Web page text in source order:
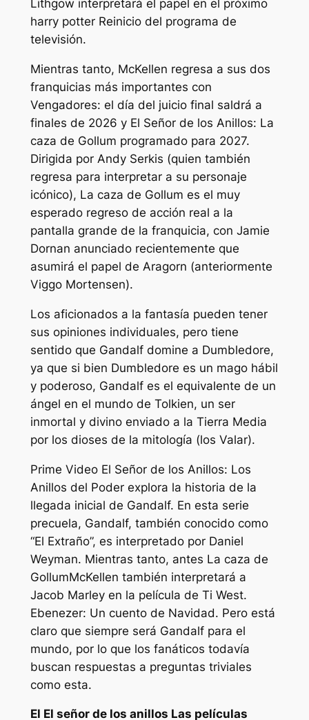
Lithgow interpretará el papel en el próximo
harry potter Reinicio del programa de
televisión.
Mientras tanto, McKellen regresa a sus dos
franquicias más importantes con
Vengadores: el día del juicio final saldrá a
finales de 2026 y El Señor de los Anillos: La
caza de Gollum programado para 2027.
Dirigida por Andy Serkis (quien también
regresa para interpretar a su personaje
icónico), La caza de Gollum es el muy
esperado regreso de acción real a la
pantalla grande de la franquicia, con Jamie
Dornan anunciado recientemente que
asumirá el papel de Aragorn (anteriormente
Viggo Mortensen).
Los aficionados a la fantasía pueden tener
sus opiniones individuales, pero tiene
sentido que Gandalf domine a Dumbledore,
ya que si bien Dumbledore es un mago hábil
y poderoso, Gandalf es el equivalente de un
ángel en el mundo de Tolkien, un ser
inmortal y divino enviado a la Tierra Media
por los dioses de la mitología (los Valar).
Prime Video El Señor de los Anillos: Los
Anillos del Poderexplora la historia de la
llegada inicial de Gandalf. En esta serie
precuela, Gandalf, también conocido como
“El Extraño”, es interpretado por Daniel
Weyman. Mientras tanto, antes La caza de
GollumMcKellen también interpretará a
Jacob Marley en la película de Ti West.
Ebenezer: Un cuento de Navidad. Pero está
claro que siempre será Gandalf para el
mundo, por lo que los fanáticos todavía
buscan respuestas a preguntas triviales
como esta.
El El señor de los anillos Las películas